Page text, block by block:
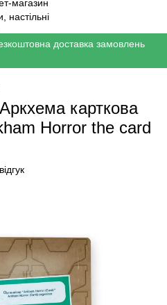
доставка замовлень
карткова
Horror the card